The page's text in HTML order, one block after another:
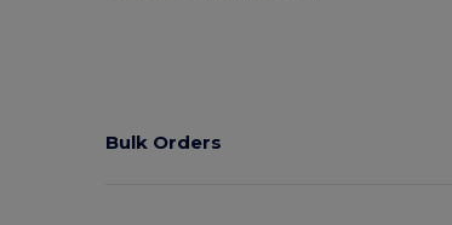
Bulk Orders